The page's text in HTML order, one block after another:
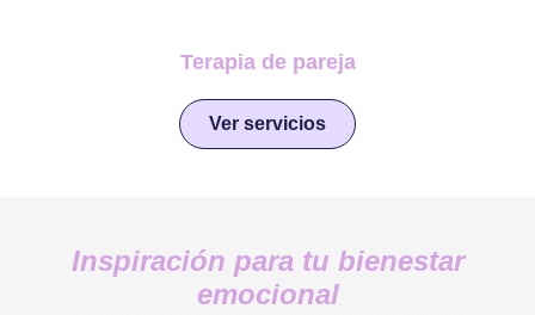
Terapia de pareja
Ver servicios
Inspiración para tu bienestar
emocional